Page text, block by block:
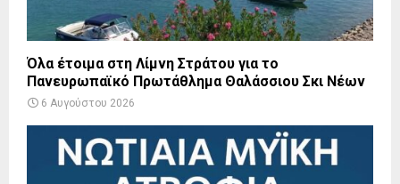
Όλα έτοιμα στη Λίμνη Στράτου για το
Πανευρωπαϊκό Πρωτάθλημα Θαλάσσιου Σκι Νέων
6 Αυγούστου 2026